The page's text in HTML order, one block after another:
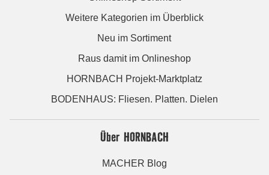
Weitere Kategorien im Überblick
Neu im Sortiment
Raus damit im Onlineshop
HORNBACH Projekt-Marktplatz
BODENHAUS: Fliesen. Platten. Dielen
Über HORNBACH
MACHER Blog